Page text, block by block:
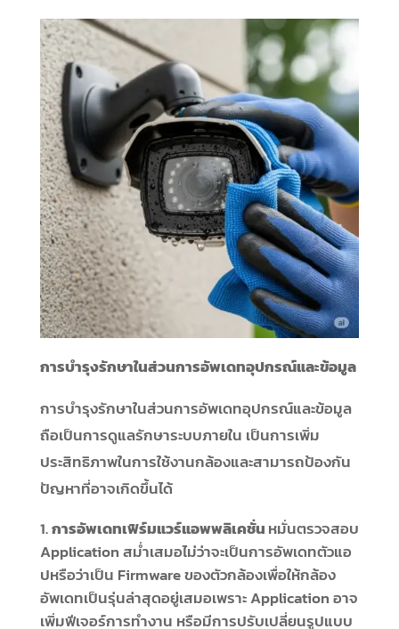
การบำรุงรักษาในส่วนการอัพเดทอุปกรณ์และข้อมูล
การบำรุงรักษาในส่วนการอัพเดทอุปกรณ์และข้อมูล
ถือเป็นการดูแลรักษาระบบภายใน เป็นการเพิ่ม
ประสิทธิภาพในการใช้งานกล้องและสามารถป้องกัน
ปัญหาที่อาจเกิดขึ้นได้
การอัพเดทเฟิร์มแวร์แอพพลิเคชั่นหมั่นตรวจสอบ
Application สม่ำเสมอไม่ว่าจะเป็นการอัพเดทตัวแอ
ปหรือว่าเป็น Firmware ของตัวกล้องเพื่อให้กล้อง
อัพเดทเป็นรุ่นล่าสุดอยู่เสมอเพราะ Application อาจ
เพิ่มฟีเจอร์การทำงาน หรือมีการปรับเปลี่ยนรูปแบบ